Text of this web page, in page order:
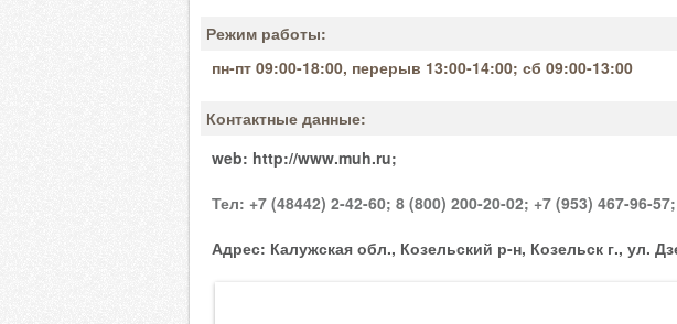
Режим работы:
пн-пт 09:00-18:00, перерыв 13:00-14:00; сб 09:00-13:00
Контактные данные:
web: http://www.muh.ru;
Тел: +7 (48442) 2-42-60; 8 (800) 200-20-02; +7 (953) 467-96-57;
Адрес: Калужская обл., Козельский р-н, Козельск г., ул.